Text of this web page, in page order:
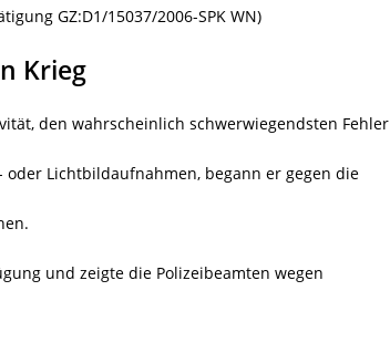
GZ:D1/15037/2006-SPK WN)
Krieg
den wahrscheinlich schwerwiegendsten Fehler
oder Lichtbildaufnahmen, begann er gegen die
und zeigte die Polizeibeamten wegen